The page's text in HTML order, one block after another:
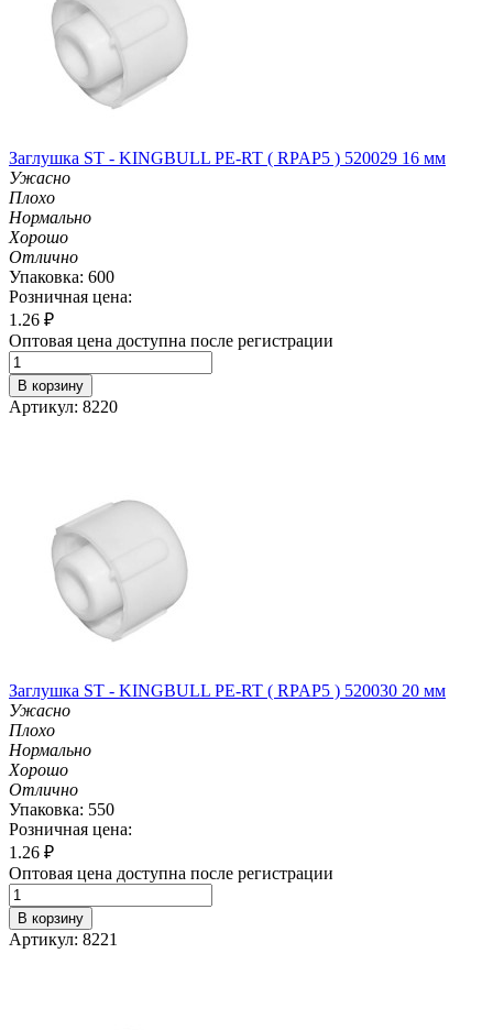
Заглушка ST - KINGBULL PE-RT ( RPAP5 ) 520029 16 мм
Ужасно
Плохо
Нормально
Хорошо
Отлично
Упаковка: 600
Розничная цена:
1.26 ₽
Оптовая цена доступна после регистрации
В корзину
Артикул: 8220
Заглушка ST - KINGBULL PE-RT ( RPAP5 ) 520030 20 мм
Ужасно
Плохо
Нормально
Хорошо
Отлично
Упаковка: 550
Розничная цена:
1.26 ₽
Оптовая цена доступна после регистрации
В корзину
Артикул: 8221